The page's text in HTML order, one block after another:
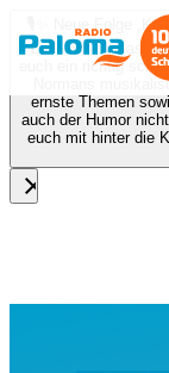
🎙️✨ Neue Folge
bei Nora zu Gast
euch ein richtig
Normans
ernste Themen
auch der Humor
euch mit hinter die
close